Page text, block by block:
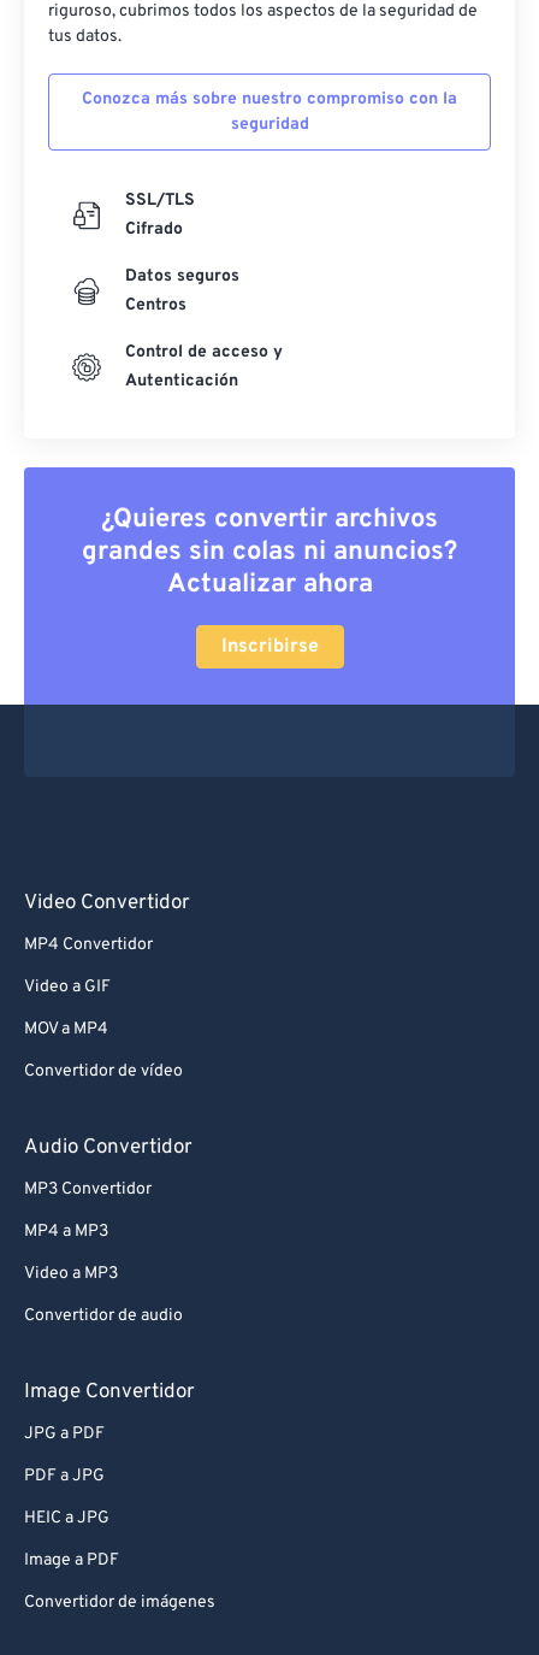
riguroso, cubrimos todos los aspectos de la seguridad de
tus datos.
Conozca más sobre nuestro compromiso con la
seguridad
SSL/TLS
Cifrado
Datos seguros
Centros
Control de acceso y
Autenticación
¿Quieres convertir archivos
grandes sin colas ni anuncios?
Actualizar ahora
Inscribirse
Video Convertidor
MP4 Convertidor
Video a GIF
MOV a MP4
Convertidor de vídeo
Audio Convertidor
MP3 Convertidor
MP4 a MP3
Video a MP3
Convertidor de audio
Image Convertidor
JPG a PDF
PDF a JPG
HEIC a JPG
Image a PDF
Convertidor de imágenes